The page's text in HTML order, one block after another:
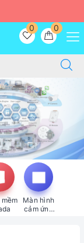
0
0
mềm
Màn hình
cảm ứng